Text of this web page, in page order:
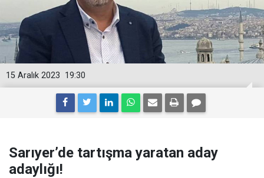
19:30
15 Aralık 2023
Sarıyer’de tartışma yaratan aday
adaylığı!